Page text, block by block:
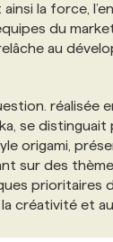
ainsi la force,
du
au
réalisée
se
origami,
sur des
prioritaires
créativité et